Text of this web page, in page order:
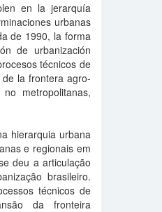
en la jerarquía
urbanas
de 1990, la forma
de urbanización
técnicos de
la frontera agro-
metropolitanas,
hierarquia urbana
e regionais em
deu a articulação
brasileiro.
técnicos de
da fronteira